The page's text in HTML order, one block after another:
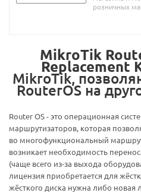
розничных
MikroTik
Replacement
MikroTik,
RouterOS на
Router OS - это операционная
маршрутизаторов, которая
во многофункциональный
возникает необходимость
(чаще всего из-за выхода
лицензия приобретается для
жёсткого диска нужна либо